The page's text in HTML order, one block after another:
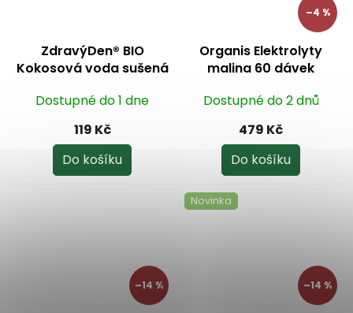
ZdravýDen® BIO
Kokosová voda sušená
Dostupné do 1 dne
119 Kč
Do košíku
–4 %
Organis Elektrolyty
malina 60 dávek
Dostupné do 2 dnů
479 Kč
Do košíku
–14 %
Novinka
–14 %